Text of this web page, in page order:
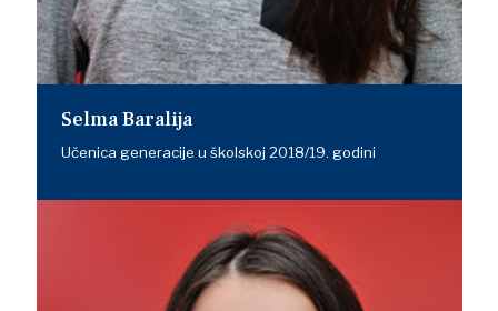
Selma Baralija
Učenica generacije u školskoj 2018/19. godini